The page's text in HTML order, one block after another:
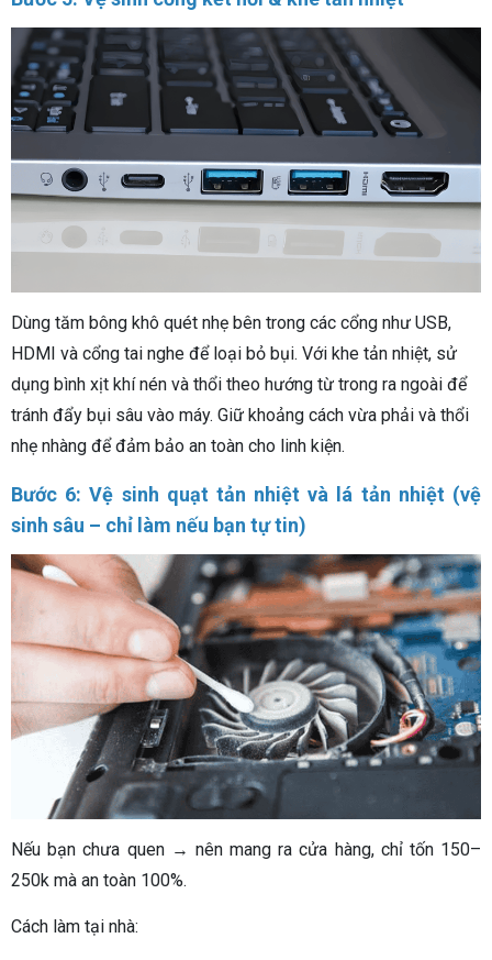
Dùng tăm bông khô quét nhẹ bên trong các cổng như USB,
HDMI và cổng tai nghe để loại bỏ bụi. Với khe tản nhiệt, sử
dụng bình xịt khí nén và thổi theo hướng từ trong ra ngoài để
tránh đẩy bụi sâu vào máy. Giữ khoảng cách vừa phải và thổi
nhẹ nhàng để đảm bảo an toàn cho linh kiện.
Bước 6: Vệ sinh quạt tản nhiệt và lá tản nhiệt (vệ
sinh sâu – chỉ làm nếu bạn tự tin)
Nếu bạn chưa quen → nên mang ra cửa hàng, chỉ tốn 150–
250k mà an toàn 100%.
Cách làm tại nhà: